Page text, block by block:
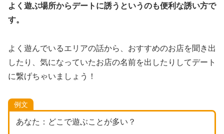
よく遊ぶ場所からデートに誘うというのも便利な誘い方で
す。
よく遊んでいるエリアの話から、おすすめのお店を聞き出
したり、気になっていたお店の名前を出したりしてデート
に繋げちゃいましょう！
例文
あなた：どこで遊ぶことが多い？